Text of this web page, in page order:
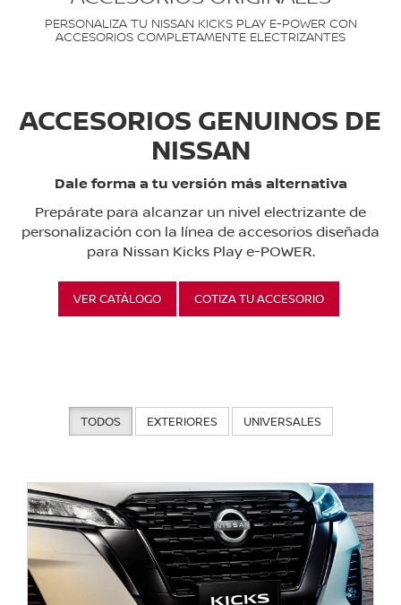
PERSONALIZA TU NISSAN KICKS PLAY E-POWER CON
ACCESORIOS COMPLETAMENTE ELECTRIZANTES
ACCESORIOS GENUINOS DE
NISSAN
Dale forma a tu versión más alternativa
Prepárate para alcanzar un nivel electrizante de
personalización con la línea de accesorios diseñada
para Nissan Kicks Play e-POWER.
VER CATÁLOGO COTIZA TU ACCESORIO
TODOS EXTERIORES UNIVERSALES